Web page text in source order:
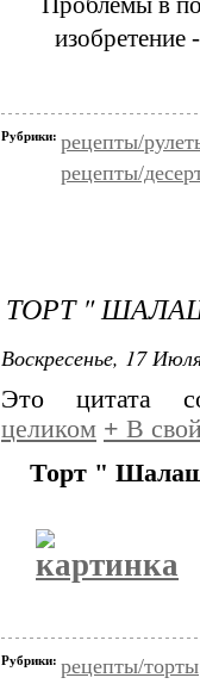
изобретение
Рубрики: рецепты/
рецепты/
ТОРТ "
Воскресенье, 17
Это цитата
целиком + В
Торт "
Рубрики: рецепты/торты